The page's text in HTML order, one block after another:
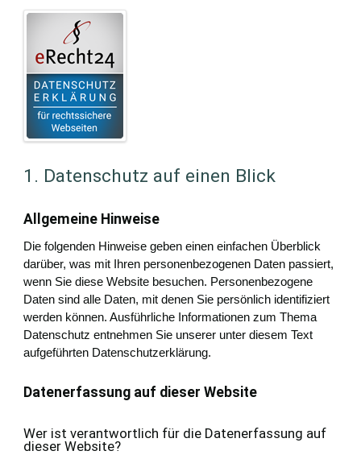
1. Datenschutz auf einen Blick
Allgemeine Hinweise
Die folgenden Hinweise geben einen einfachen Überblick
darüber, was mit Ihren personenbezogenen Daten passiert,
wenn Sie diese Website besuchen. Personenbezogene
Daten sind alle Daten, mit denen Sie persönlich identifiziert
werden können. Ausführliche Informationen zum Thema
Datenschutz entnehmen Sie unserer unter diesem Text
aufgeführten Datenschutzerklärung.
Datenerfassung auf dieser Website
Wer ist verantwortlich für die Datenerfassung auf
dieser Website?